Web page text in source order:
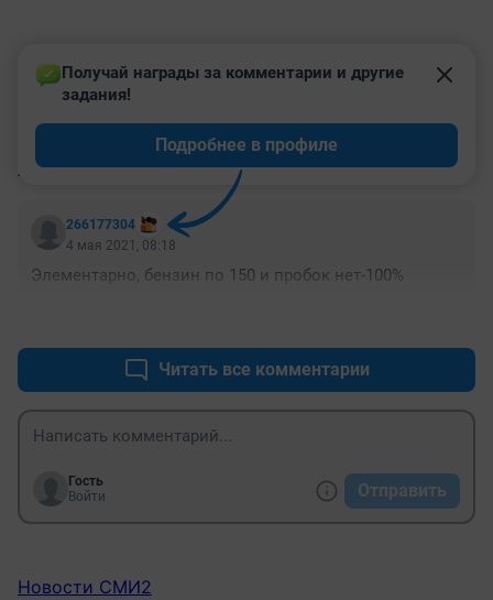
КОММЕНТАРИИ 1
266177304
Получай награды за комментарии и другие
задания!
Подробнее в профиле
4 мая 2021, 08:18
Элементарно, бензин по 150 и пробок нет-100%
Читать все комментарии
Гость
Войти
Отправить
Новости СМИ2